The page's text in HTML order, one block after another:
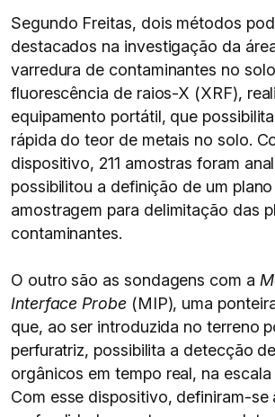
Segundo Freitas, dois métodos
destacados na investigação da
varredura de contaminantes no
fluorescência de raios-X (XRF),
equipamento portátil, que
rápida do teor de metais no solo.
dispositivo, 211 amostras foram
possibilitou a definição de um
amostragem para delimitação das
contaminantes.
O outro são as sondagens com a
Interface Probe(MIP), uma
que, ao ser introduzida no terreno
perfuratriz, possibilita a detecção
orgânicos em tempo real, na
Com esse dispositivo, definiram-se